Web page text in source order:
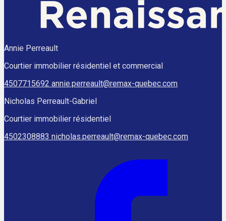
Annie Perreault
Courtier immobilier résidentiel et commercial
4507715692 annie.perreault@remax-quebec.com
Nicholas Perreault-Gabriel
Courtier immobilier résidentiel
4502308883 nicholas.perreault@remax-quebec.com